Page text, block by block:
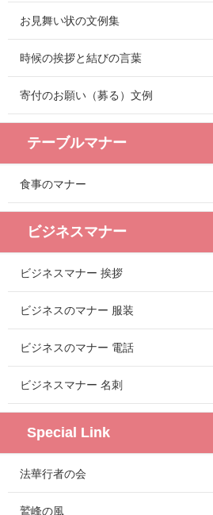
お見舞い状の文例集
時候の挨拶と結びの言葉
寄付のお願い（募る）文例
テーブルマナー
食事のマナー
ビジネスマナー
ビジネスマナー 挨拶
ビジネスのマナー 服装
ビジネスのマナー 電話
ビジネスマナー 名刺
Special Link
法華行者の会
鷲峰の風